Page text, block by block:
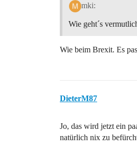
mki:
Wie geht´s
Wie beim Brexit. Es
DieterM87
Jo, das wird jetzt ein
natürlich nix zu